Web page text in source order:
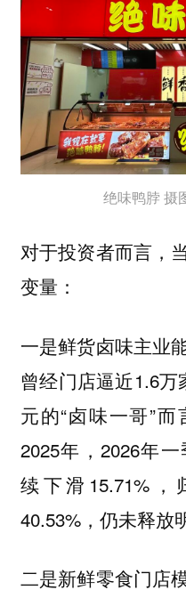
绝味鸭脖 摄
对于投资者而言，
变量：
一是鲜货卤味主业
曾经门店逼近1.6
元的“卤味一哥”
2025年，2026年
续下滑15.71%
40.53%，仍未释放
二是新鲜零食门店